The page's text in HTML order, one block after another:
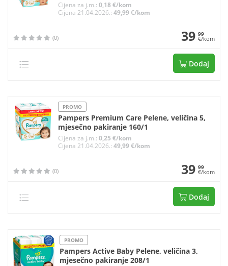
Cijena za j.m.:0,18 €/kom
Cijena 21.04.2026.:49,99 €/kom
(0) 39 99
€/kom
Dodaj
PROMO
Pampers Premium Care Pelene, veličina 5,
mjesečno pakiranje 160/1
Cijena za j.m.:0,25 €/kom
Cijena 21.04.2026.:49,99 €/kom
(0) 39 99
€/kom
Dodaj
PROMO
Pampers Active Baby Pelene, veličina 3,
mjesečno pakiranje 208/1